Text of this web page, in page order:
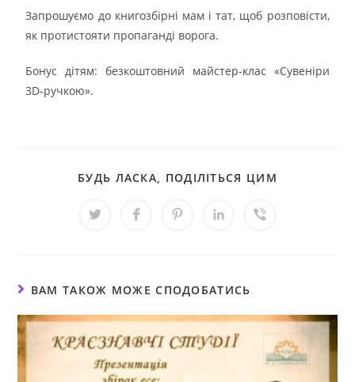
Запрошуємо до книгозбірні мам і тат, щоб розповісти,
як протистояти пропаганді ворога.
Бонус дітям: безкоштовний майстер-клас «Сувеніри
3D-ручкою».
БУДЬ ЛАСКА, ПОДІЛІТЬСЯ ЦИМ
ВАМ ТАКОЖ МОЖЕ СПОДОБАТИСЬ